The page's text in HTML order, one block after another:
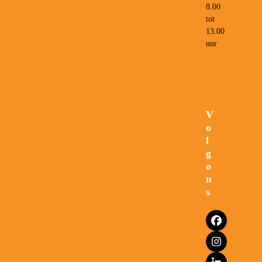
8.00
tot
13.00
uur
V
o
l
g
o
n
s
Facebook
Instagram